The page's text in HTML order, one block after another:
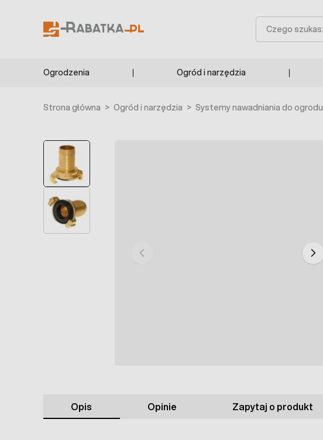
Szukaj
Ogrodzenia Ogród i narzędzia
Strona główna > Ogród i narzędzia > Systemy nawadniania do ogrodu
Opis Opinie Zapytaj o produkt